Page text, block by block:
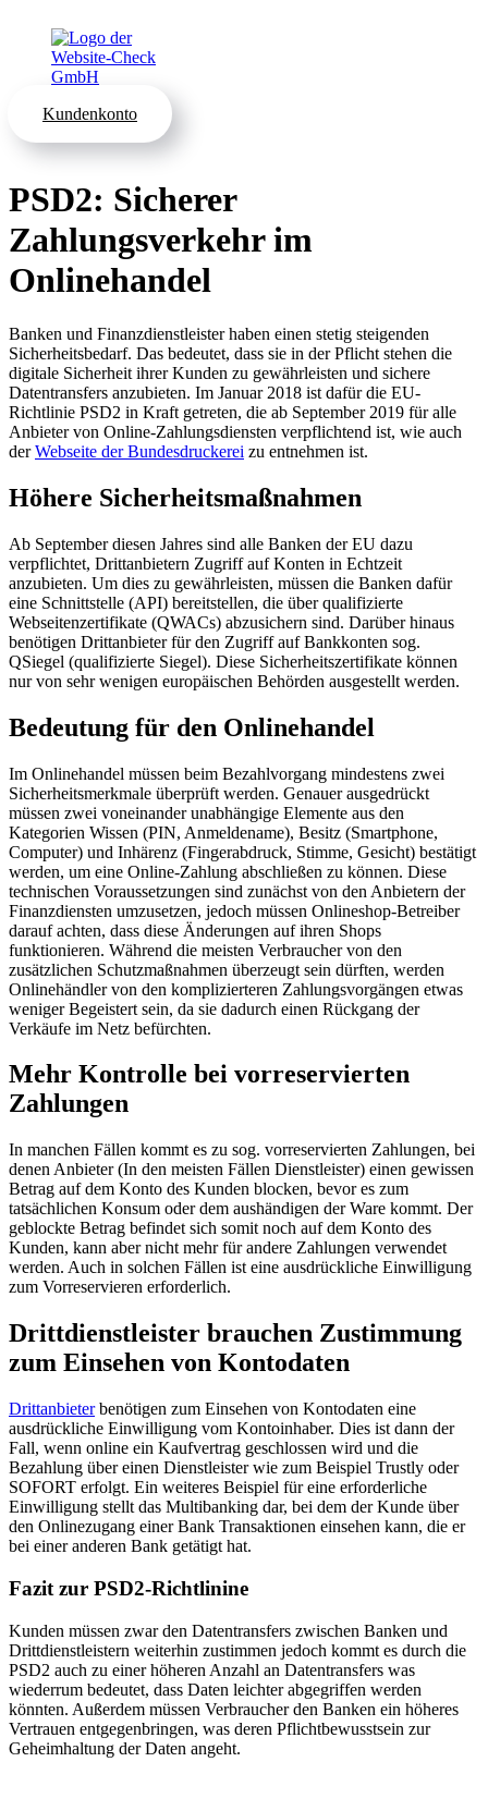
Kundenkonto
PSD2: Sicherer
Zahlungsverkehr im
Onlinehandel
Banken und Finanzdienstleister haben einen stetig steigenden
Sicherheitsbedarf. Das bedeutet, dass sie in der Pflicht stehen die
digitale Sicherheit ihrer Kunden zu gewährleisten und sichere
Datentransfers anzubieten. Im Januar 2018 ist dafür die EU-
Richtlinie PSD2 in Kraft getreten, die ab September 2019 für alle
Anbieter von Online-Zahlungsdiensten verpflichtend ist, wie auch
derWebseite der Bundesdruckerei zu entnehmen ist.
Höhere Sicherheitsmaßnahmen
Ab September diesen Jahres sind alle Banken der EU dazu
verpflichtet, Drittanbietern Zugriff auf Konten in Echtzeit
anzubieten. Um dies zu gewährleisten, müssen die Banken dafür
eine Schnittstelle (API) bereitstellen, die über qualifizierte
Webseitenzertifikate (QWACs) abzusichern sind. Darüber hinaus
benötigen Drittanbieter für den Zugriff auf Bankkonten sog.
QSiegel (qualifizierte Siegel). Diese Sicherheitszertifikate können
nur von sehr wenigen europäischen Behörden ausgestellt werden.
Bedeutung für den Onlinehandel
Im Onlinehandel müssen beim Bezahlvorgang mindestens zwei
Sicherheitsmerkmale überprüft werden. Genauer ausgedrückt
müssen zwei voneinander unabhängige Elemente aus den
Kategorien Wissen (PIN, Anmeldename), Besitz (Smartphone,
Computer) und Inhärenz (Fingerabdruck, Stimme, Gesicht) bestätigt
werden, um eine Online-Zahlung abschließen zu können. Diese
technischen Voraussetzungen sind zunächst von den Anbietern der
Finanzdiensten umzusetzen, jedoch müssen Onlineshop-Betreiber
darauf achten, dass diese Änderungen auf ihren Shops
funktionieren. Während die meisten Verbraucher von den
zusätzlichen Schutzmaßnahmen überzeugt sein dürften, werden
Onlinehändler von den komplizierteren Zahlungsvorgängen etwas
weniger Begeistert sein, da sie dadurch einen Rückgang der
Verkäufe im Netz befürchten.
Mehr Kontrolle bei vorreservierten
Zahlungen
In manchen Fällen kommt es zu sog. vorreservierten Zahlungen, bei
denen Anbieter (In den meisten Fällen Dienstleister) einen gewissen
Betrag auf dem Konto des Kunden blocken, bevor es zum
tatsächlichen Konsum oder dem aushändigen der Ware kommt. Der
geblockte Betrag befindet sich somit noch auf dem Konto des
Kunden, kann aber nicht mehr für andere Zahlungen verwendet
werden. Auch in solchen Fällen ist eine ausdrückliche Einwilligung
zum Vorreservieren erforderlich.
Drittdienstleister brauchen Zustimmung
zum Einsehen von Kontodaten
Drittanbieterbenötigen zum Einsehen von Kontodaten eine
ausdrückliche Einwilligung vom Kontoinhaber. Dies ist dann der
Fall, wenn online ein Kaufvertrag geschlossen wird und die
Bezahlung über einen Dienstleister wie zum Beispiel Trustly oder
SOFORT erfolgt. Ein weiteres Beispiel für eine erforderliche
Einwilligung stellt das Multibanking dar, bei dem der Kunde über
den Onlinezugang einer Bank Transaktionen einsehen kann, die er
bei einer anderen Bank getätigt hat.
Fazit zur PSD2-Richtlinine
Kunden müssen zwar den Datentransfers zwischen Banken und
Drittdienstleistern weiterhin zustimmen jedoch kommt es durch die
PSD2 auch zu einer höheren Anzahl an Datentransfers was
wiederrum bedeutet, dass Daten leichter abgegriffen werden
könnten. Außerdem müssen Verbraucher den Banken ein höheres
Vertrauen entgegenbringen, was deren Pflichtbewusstsein zur
Geheimhaltung der Daten angeht.